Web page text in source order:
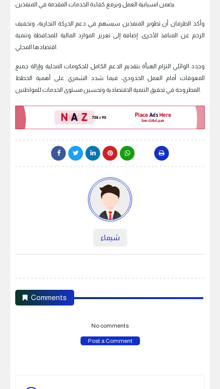
يضمن انسيابية العمل ويرفع كفاءة الخدمات المقدمة في المنفذين.
وأكد الطرفان أن تطوير المنفذين سيسهم في دعم الحركة التجارية، وتخفيف
الزخم عن المنافذ الأخرى، إضافة إلى تعزيز الموارد المالية للمحافظة وتنمية
اقتصادها المحلي.
وجدد الوائلي التزام الهيأة بتقديم الدعم الكامل للحكومات المحلية وإزالة جميع
المعوقات أمام العمل الحدودي، فيما شدد الشمري على أهمية الخطط
المطروحة في تحقيق التنمية الاقتصادية وتحسين مستوى الخدمات للمواطنين.
شيماء
Comments
No comments
Post a Comment